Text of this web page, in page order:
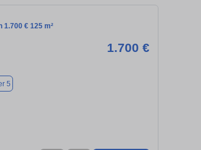
1.700 € 125 m²
1.700 €
5